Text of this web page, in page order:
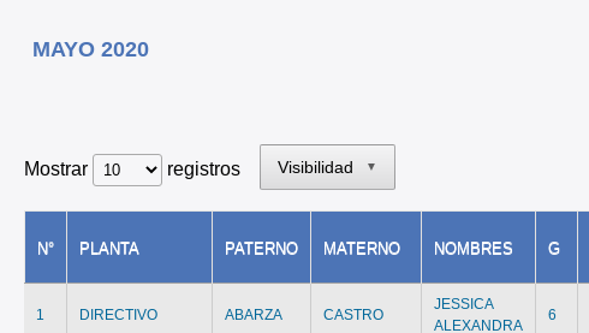
MAYO 2020
Mostrar registros Visibilidad ▼
N° PLANTA PATERNO MATERNO NOMBRES G
1 DIRECTIVO ABARZA CASTRO
JESSICA
ALEXANDRA
6